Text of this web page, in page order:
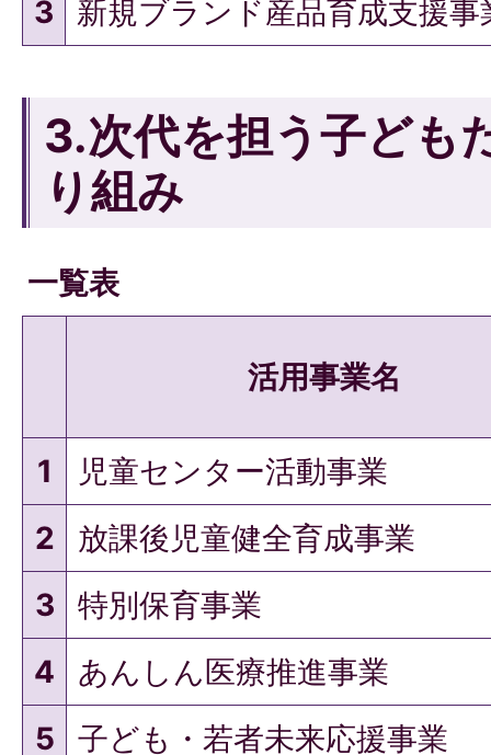
3
新規ブランド産品育成支援事
3.次代を担う子ども
り組み
一覧表
活用事業名
1
児童センター活動事業
2
放課後児童健全育成事業
3
特別保育事業
4
あんしん医療推進事業
5
子ども・若者未来応援事業